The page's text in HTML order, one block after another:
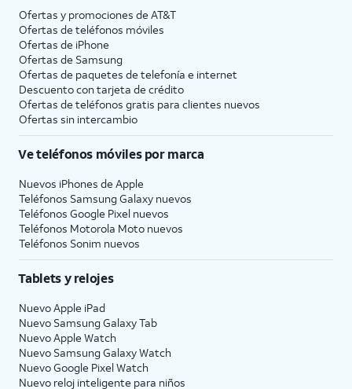
Ofertas y promociones de AT&T
Ofertas de teléfonos móviles
Ofertas de iPhone
Ofertas de Samsung
Ofertas de paquetes de telefonía e internet
Descuento con tarjeta de crédito
Ofertas de teléfonos gratis para clientes nuevos
Ofertas sin intercambio
Ve teléfonos móviles por marca
Nuevos iPhones de Apple
Teléfonos Samsung Galaxy nuevos
Teléfonos Google Pixel nuevos
Teléfonos Motorola Moto nuevos
Teléfonos Sonim nuevos
Tablets y relojes
Nuevo Apple iPad
Nuevo Samsung Galaxy Tab
Nuevo Apple Watch
Nuevo Samsung Galaxy Watch
Nuevo Google Pixel Watch
Nuevo reloj inteligente para niños